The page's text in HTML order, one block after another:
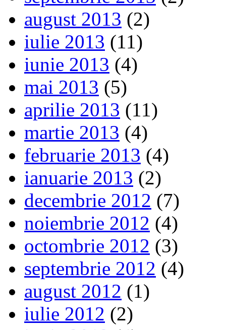
august 2013 (2)
iulie 2013 (11)
iunie 2013 (4)
mai 2013 (5)
aprilie 2013 (11)
martie 2013 (4)
februarie 2013 (4)
ianuarie 2013 (2)
decembrie 2012 (7)
noiembrie 2012 (4)
octombrie 2012 (3)
septembrie 2012 (4)
august 2012 (1)
iulie 2012 (2)